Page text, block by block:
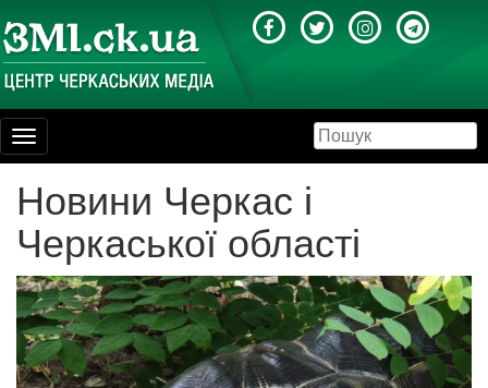
Toggle
navigation
Новини Черкас і
Черкаської області